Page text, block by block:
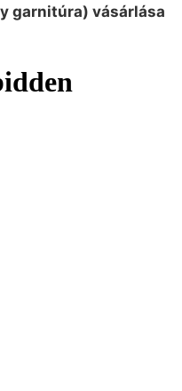
garnitúra) vásárlása